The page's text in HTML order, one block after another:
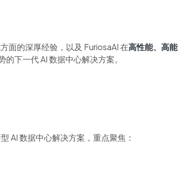
面的深厚经验，以及 FuriosaAI 在高性能、高能
下一代 AI 数据中心解决方案。
AI 数据中心解决方案，重点聚焦：